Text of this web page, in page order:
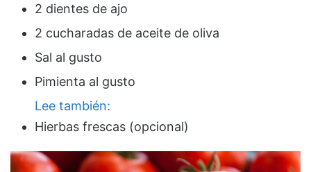
2 dientes de ajo
2 cucharadas de aceite de oliva
Sal al gusto
Pimienta al gusto
Lee también:
Hierbas frescas (opcional)